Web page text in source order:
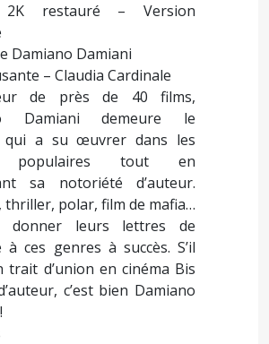
2K restauré – Version
Damiano Damiani
– Claudia Cardinale
de près de 40 films,
Damiani demeure le
qui a su œuvrer dans les
populaires tout en
sa notoriété d’auteur.
thriller, polar, film de mafia…
leurs lettres de
à ces genres à succès. S’il
trait d’union en cinéma Bis
c’est bien Damiano